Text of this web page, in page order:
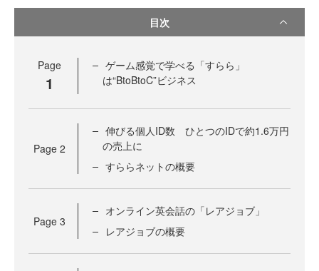
目次
Page
1
ゲーム感覚で学べる「すらら」
は“BtoBtoC”ビジネス
Page 2
伸びる個人ID数 ひとつのIDで約1.6万円
の売上に
すららネットの概要
Page 3
オンライン英会話の「レアジョブ」
レアジョブの概要